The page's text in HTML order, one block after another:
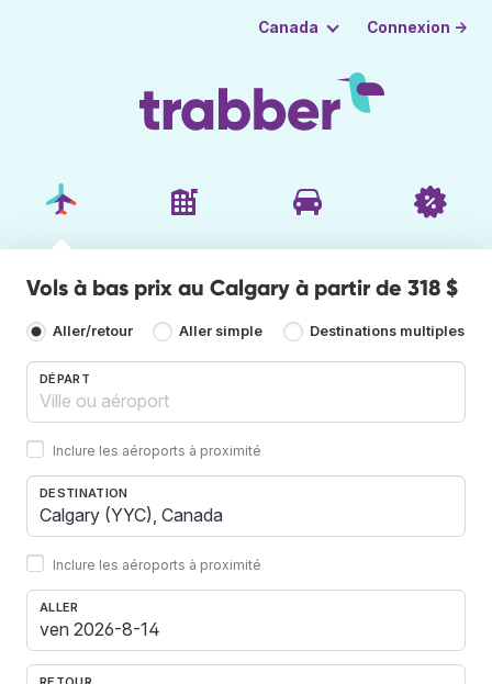
Canada Connexion →
Vols à bas prix au Calgary à partir de 318 $
Aller/retour Aller simple Destinations multiples
DÉPART
Inclure les aéroports à proximité
DESTINATION
Inclure les aéroports à proximité
ALLER